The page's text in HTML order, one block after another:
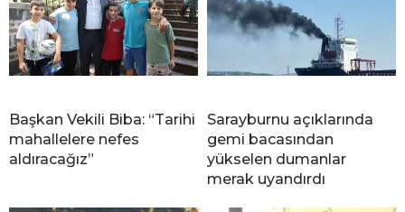
Başkan Vekili Biba: “Tarihi
mahallelere nefes
aldıracağız”
Sarayburnu açıklarında
gemi bacasından
yükselen dumanlar
merak uyandırdı